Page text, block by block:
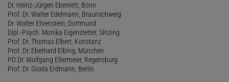
Dr. Heinz-Jürgen Ebenrett, Bonn
Prof. Dr. Walter Edelmann, Braunschweig
Dr. Walter Ehrenstein, Dortmund
Dipl.-Psych. Monika Eigenstetter, Sinzing
Prof. Dr. Thomas Elbert, Konstanz
Prof. Dr. Eberhard Elbing, München
PD Dr. Wolfgang Ellermeier, Regensburg
Prof. Dr. Gisela Erdmann, Berlin